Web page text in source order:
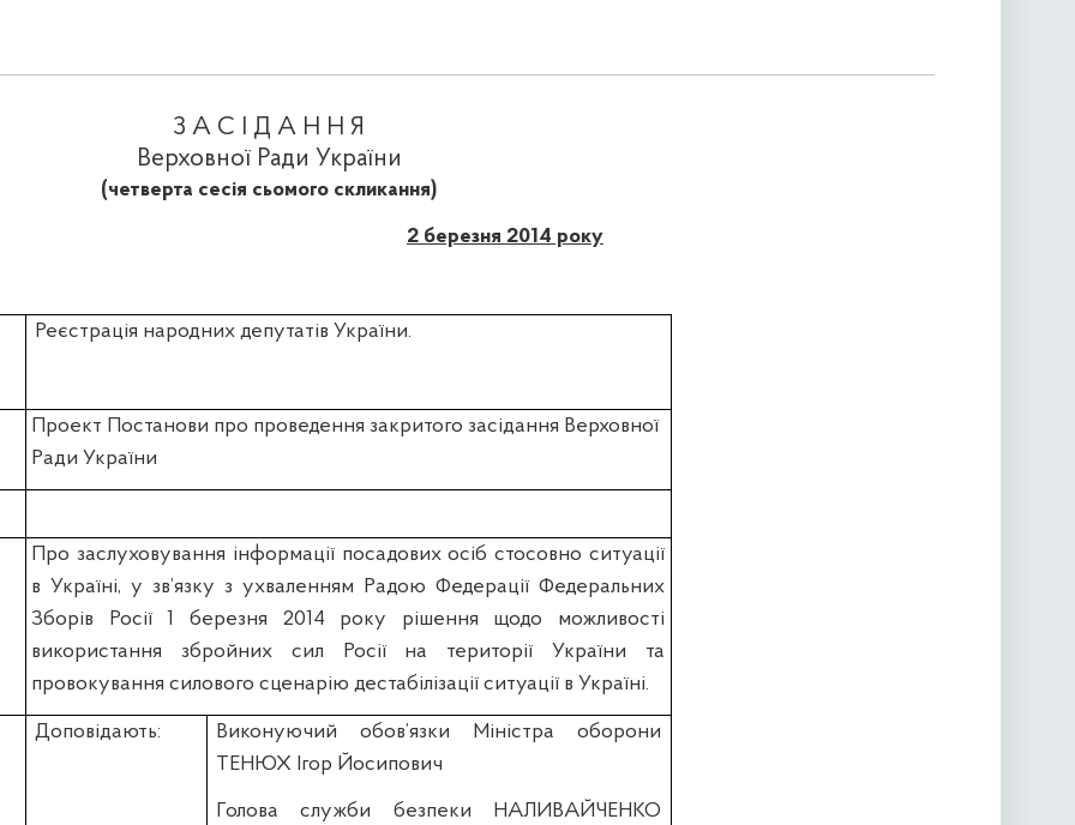
З А С І Д А Н Н Я
Верховної Ради України
(четверта сесія сьомого скликання)
2 березня 2014 року
Реєстрація народних депутатів України.
Проект Постанови про проведення закритого засідання Верховної
Ради України
Про заслуховування інформації посадових осіб стосовно ситуації
в Україні, у зв’язку з ухваленням Радою Федерації Федеральних
Зборів Росії 1 березня 2014 року рішення щодо можливості
використання збройних сил Росії на території України та
провокування силового сценарію дестабілізації ситуації в Україні.
Доповідають:
Виконуючий обов’язки Міністра оборони
ТЕНЮХ Ігор Йосипович
Голова служби безпеки НАЛИВАЙЧЕНКО